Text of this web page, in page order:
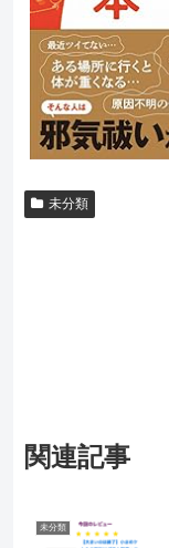
未分類
関連記事
未分類